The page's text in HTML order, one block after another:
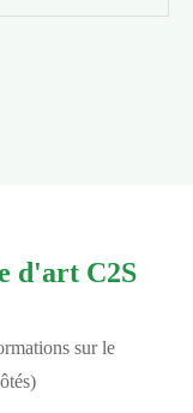
d'art C2S
sur le